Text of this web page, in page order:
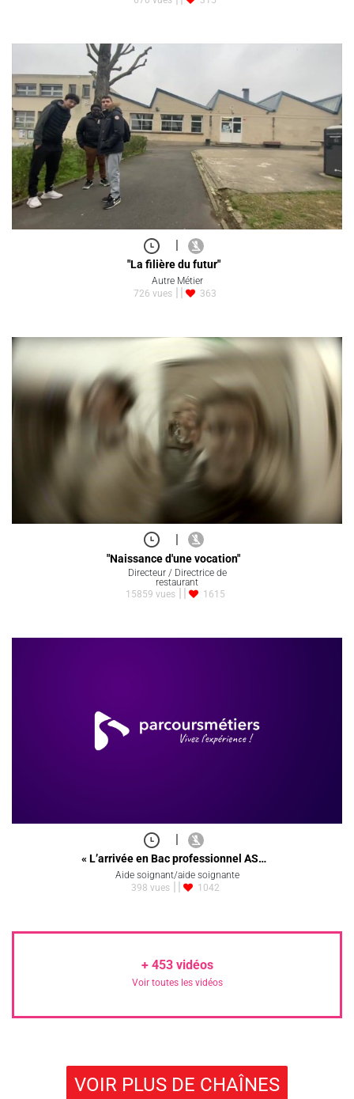
"La filière du futur"
Autre Métier
726 vues
363
|
"Naissance d'une vocation"
Directeur / Directrice de
restaurant
15859 vues
1615
|
« L’arrivée en Bac professionnel AS…
Aide soignant/aide soignante
398 vues
1042
+ 453vidéos
Voir toutes les vidéos
VOIR PLUS DE CHAÎNES